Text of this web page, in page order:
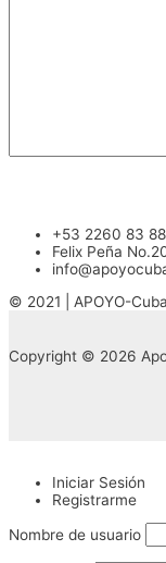
+53 2260 83 88
Felix Peña
© 2021 | APOYO-
Copyright © 2026
Iniciar Sesión
Registrarme
Nombre de usuario